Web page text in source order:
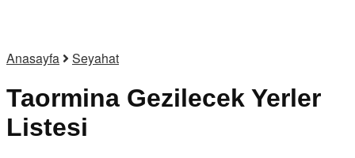
Anasayfa Seyahat
Taormina Gezilecek Yerler
Listesi